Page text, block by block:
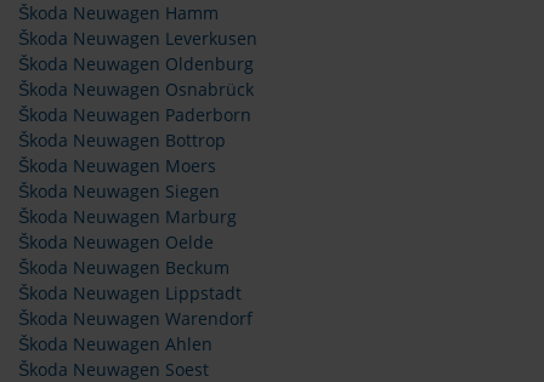
Škoda Neuwagen Hamm
Škoda Neuwagen Leverkusen
Škoda Neuwagen Oldenburg
Škoda Neuwagen Osnabrück
Škoda Neuwagen Paderborn
Škoda Neuwagen Bottrop
Škoda Neuwagen Moers
Škoda Neuwagen Siegen
Škoda Neuwagen Marburg
Škoda Neuwagen Oelde
Škoda Neuwagen Beckum
Škoda Neuwagen Lippstadt
Škoda Neuwagen Warendorf
Škoda Neuwagen Ahlen
Škoda Neuwagen Soest